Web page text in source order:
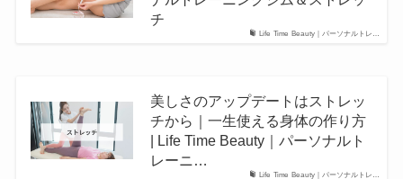
Life Time Beauty｜パーソナルトレ…
チ
Life Time Beauty｜パーソナルトレ…
美しさのアップデートはストレッ
チから｜一生使える身体の作り方
| Life Time Beauty｜パーソナルト
レーニ…